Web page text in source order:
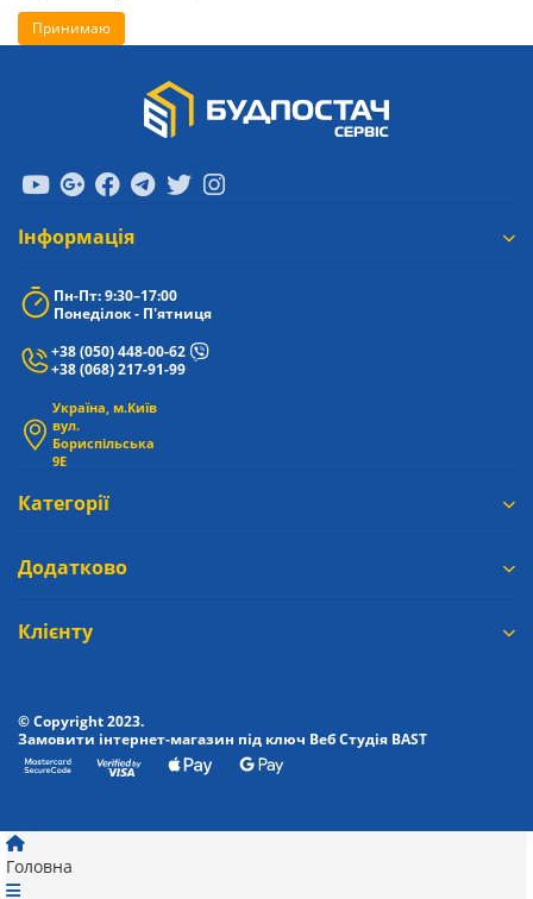
Принимаю
Iнформація
Пн-Пт: 9:30–17:00
Понеділок - П'ятниця
+38 (050) 448-00-62
+38 (068) 217-91-99
Україна, м.Київ
вул.
Бориспільська
9Е
Категорії
Додатково
Клієнту
© Copyright 2023.
Замовити інтернет-магазин під ключ Веб Студія BAST
Головна